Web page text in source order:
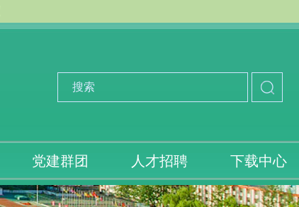
党建群团 人才招聘 下载中心